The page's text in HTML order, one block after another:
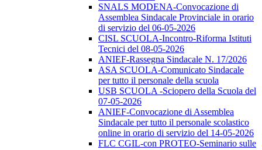
SNALS MODENA-Convocazione di
Assemblea Sindacale Provinciale in orario
di servizio del 06-05-2026
CISL SCUOLA-Incontro-Riforma Istituti
Tecnici del 08-05-2026
ANIEF-Rassegna Sindacale N. 17/2026
ASA SCUOLA-Comunicato Sindacale
per tutto il personale della scuola
USB SCUOLA -Sciopero della Scuola del
07-05-2026
ANIEF-Convocazione di Assemblea
Sindacale per tutto il personale scolastico
online in orario di servizio del 14-05-2026
FLC CGIL-con PROTEO-Seminario sulle